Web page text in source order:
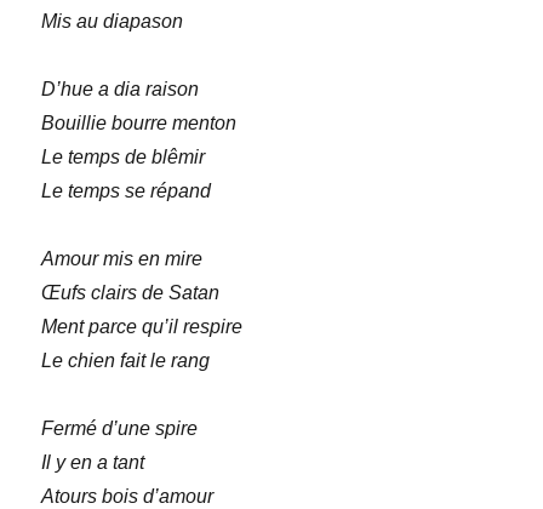
Mis au diapason
D’hue a dia raison
Bouillie bourre menton
Le temps de blêmir
Le temps se répand
Amour mis en mire
Œufs clairs de Satan
Ment parce qu’il respire
Le chien fait le rang
Fermé d’une spire
Il y en a tant
Atours bois d’amour